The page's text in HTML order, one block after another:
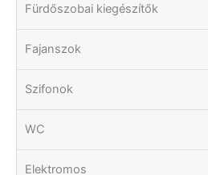
Fürdőszobai kiegészítők
Fajanszok
Szifonok
WC
Elektromos